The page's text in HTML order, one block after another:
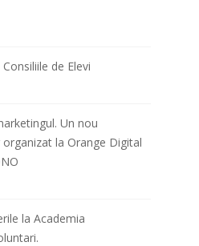
de Elevi
Un nou
la Orange Digital
la Academia